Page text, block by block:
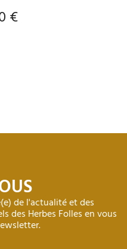
€
de l'actualité et des
des Herbes Folles en vous